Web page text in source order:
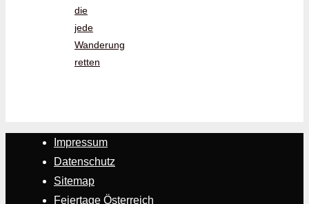
die
jede
Wanderung
retten
Impressum
Datenschutz
Sitemap
Feiertage Österreich